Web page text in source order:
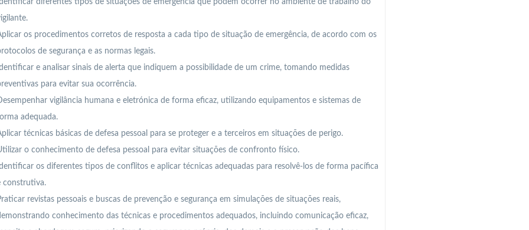
diferentes tipos de situações de emergência que podem ocorrer no ambiente de trabalho do
os procedimentos corretos de resposta a cada tipo de situação de emergência, de acordo com os
de segurança e as normas legais.
e analisar sinais de alerta que indiquem a possibilidade de um crime, tomando medidas
para evitar sua ocorrência.
vigilância humana e eletrónica de forma eficaz, utilizando equipamentos e sistemas de
adequada.
técnicas básicas de defesa pessoal para se proteger e a terceiros em situações de perigo.
o conhecimento de defesa pessoal para evitar situações de confronto físico.
os diferentes tipos de conflitos e aplicar técnicas adequadas para resolvê-los de forma pacífica
construtiva.
revistas pessoais e buscas de prevenção e segurança em simulações de situações reais,
conhecimento das técnicas e procedimentos adequados, incluindo comunicação eficaz,